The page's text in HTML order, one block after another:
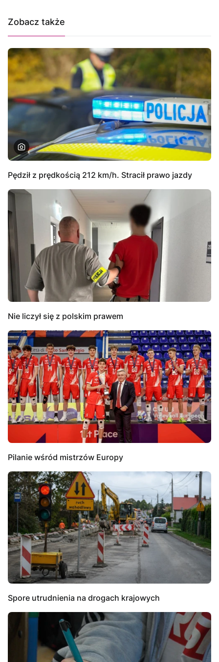
Zobacz także
Pędził z prędkością 212 km/h. Stracił prawo jazdy
Nie liczył się z polskim prawem
Pilanie wśród mistrzów Europy
Spore utrudnienia na drogach krajowych